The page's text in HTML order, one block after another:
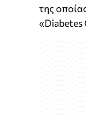
της
«Diabetes